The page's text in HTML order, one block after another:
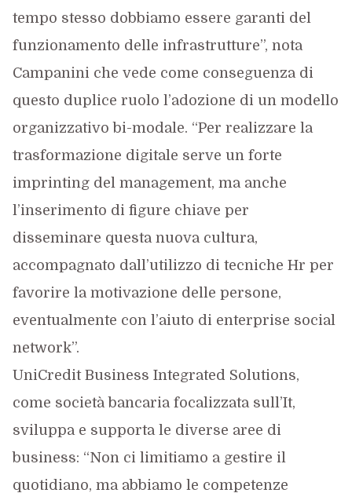
tempo stesso dobbiamo essere garanti del
funzionamento delle infrastrutture”, nota
Campanini che vede come conseguenza di
questo duplice ruolo l’adozione di un modello
organizzativo bi-modale. “Per realizzare la
trasformazione digitale serve un forte
imprinting del management, ma anche
l’inserimento di figure chiave per
disseminare questa nuova cultura,
accompagnato dall’utilizzo di tecniche Hr per
favorire la motivazione delle persone,
eventualmente con l’aiuto di enterprise social
network”.
UniCredit Business Integrated Solutions,
come società bancaria focalizzata sull’It,
sviluppa e supporta le diverse aree di
business: “Non ci limitiamo a gestire il
quotidiano, ma abbiamo le competenze